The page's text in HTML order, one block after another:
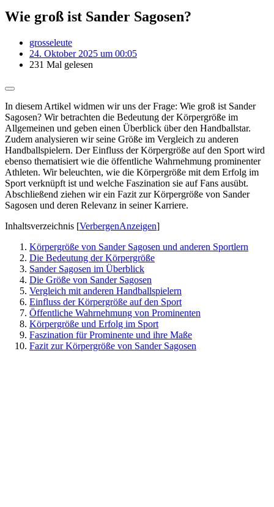
Wie groß ist Sander Sagosen?
grosseleute
24. Oktober 2025 um 00:05
231 Mal gelesen
In diesem Artikel widmen wir uns der Frage: Wie groß ist Sander
Sagosen? Wir betrachten die Bedeutung der Körpergröße im
Allgemeinen und geben einen Überblick über den Handballstar.
Zudem analysieren wir seine Größe im Vergleich zu anderen
Handballspielern. Der Einfluss der Körpergröße auf den Sport wird
ebenso thematisiert wie die öffentliche Wahrnehmung prominenter
Athleten. Wir beleuchten, wie die Körpergröße mit dem Erfolg im
Sport verknüpft ist und welche Faszination sie auf Fans ausübt.
Abschließend ziehen wir ein Fazit zur Körpergröße von Sander
Sagosen und deren Relevanz in seiner Karriere.
Inhaltsverzeichnis [VerbergenAnzeigen]
Körpergröße von Sander Sagosen und anderen Sportlern
Die Bedeutung der Körpergröße
Sander Sagosen im Überblick
Die Größe von Sander Sagosen
Vergleich mit anderen Handballspielern
Einfluss der Körpergröße auf den Sport
Öffentliche Wahrnehmung von Prominenten
Körpergröße und Erfolg im Sport
Faszination für Prominente und ihre Maße
Fazit zur Körpergröße von Sander Sagosen